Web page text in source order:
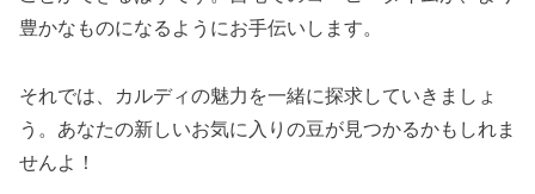
豊かなものになるようにお手伝いします。
それでは、カルディの魅力を一緒に探求していきましょ
う。あなたの新しいお気に入りの豆が見つかるかもしれま
せんよ！